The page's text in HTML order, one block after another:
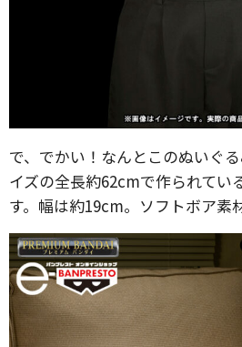
で、でかい！なんとこのぬいぐ
イズの全長約62cmで作られてい
す。幅は約19cm。ソフトボア素